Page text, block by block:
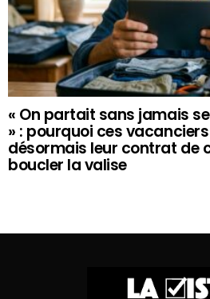
« On partait sans jamais
» : pourquoi ces
désormais leur contrat de
boucler la valise